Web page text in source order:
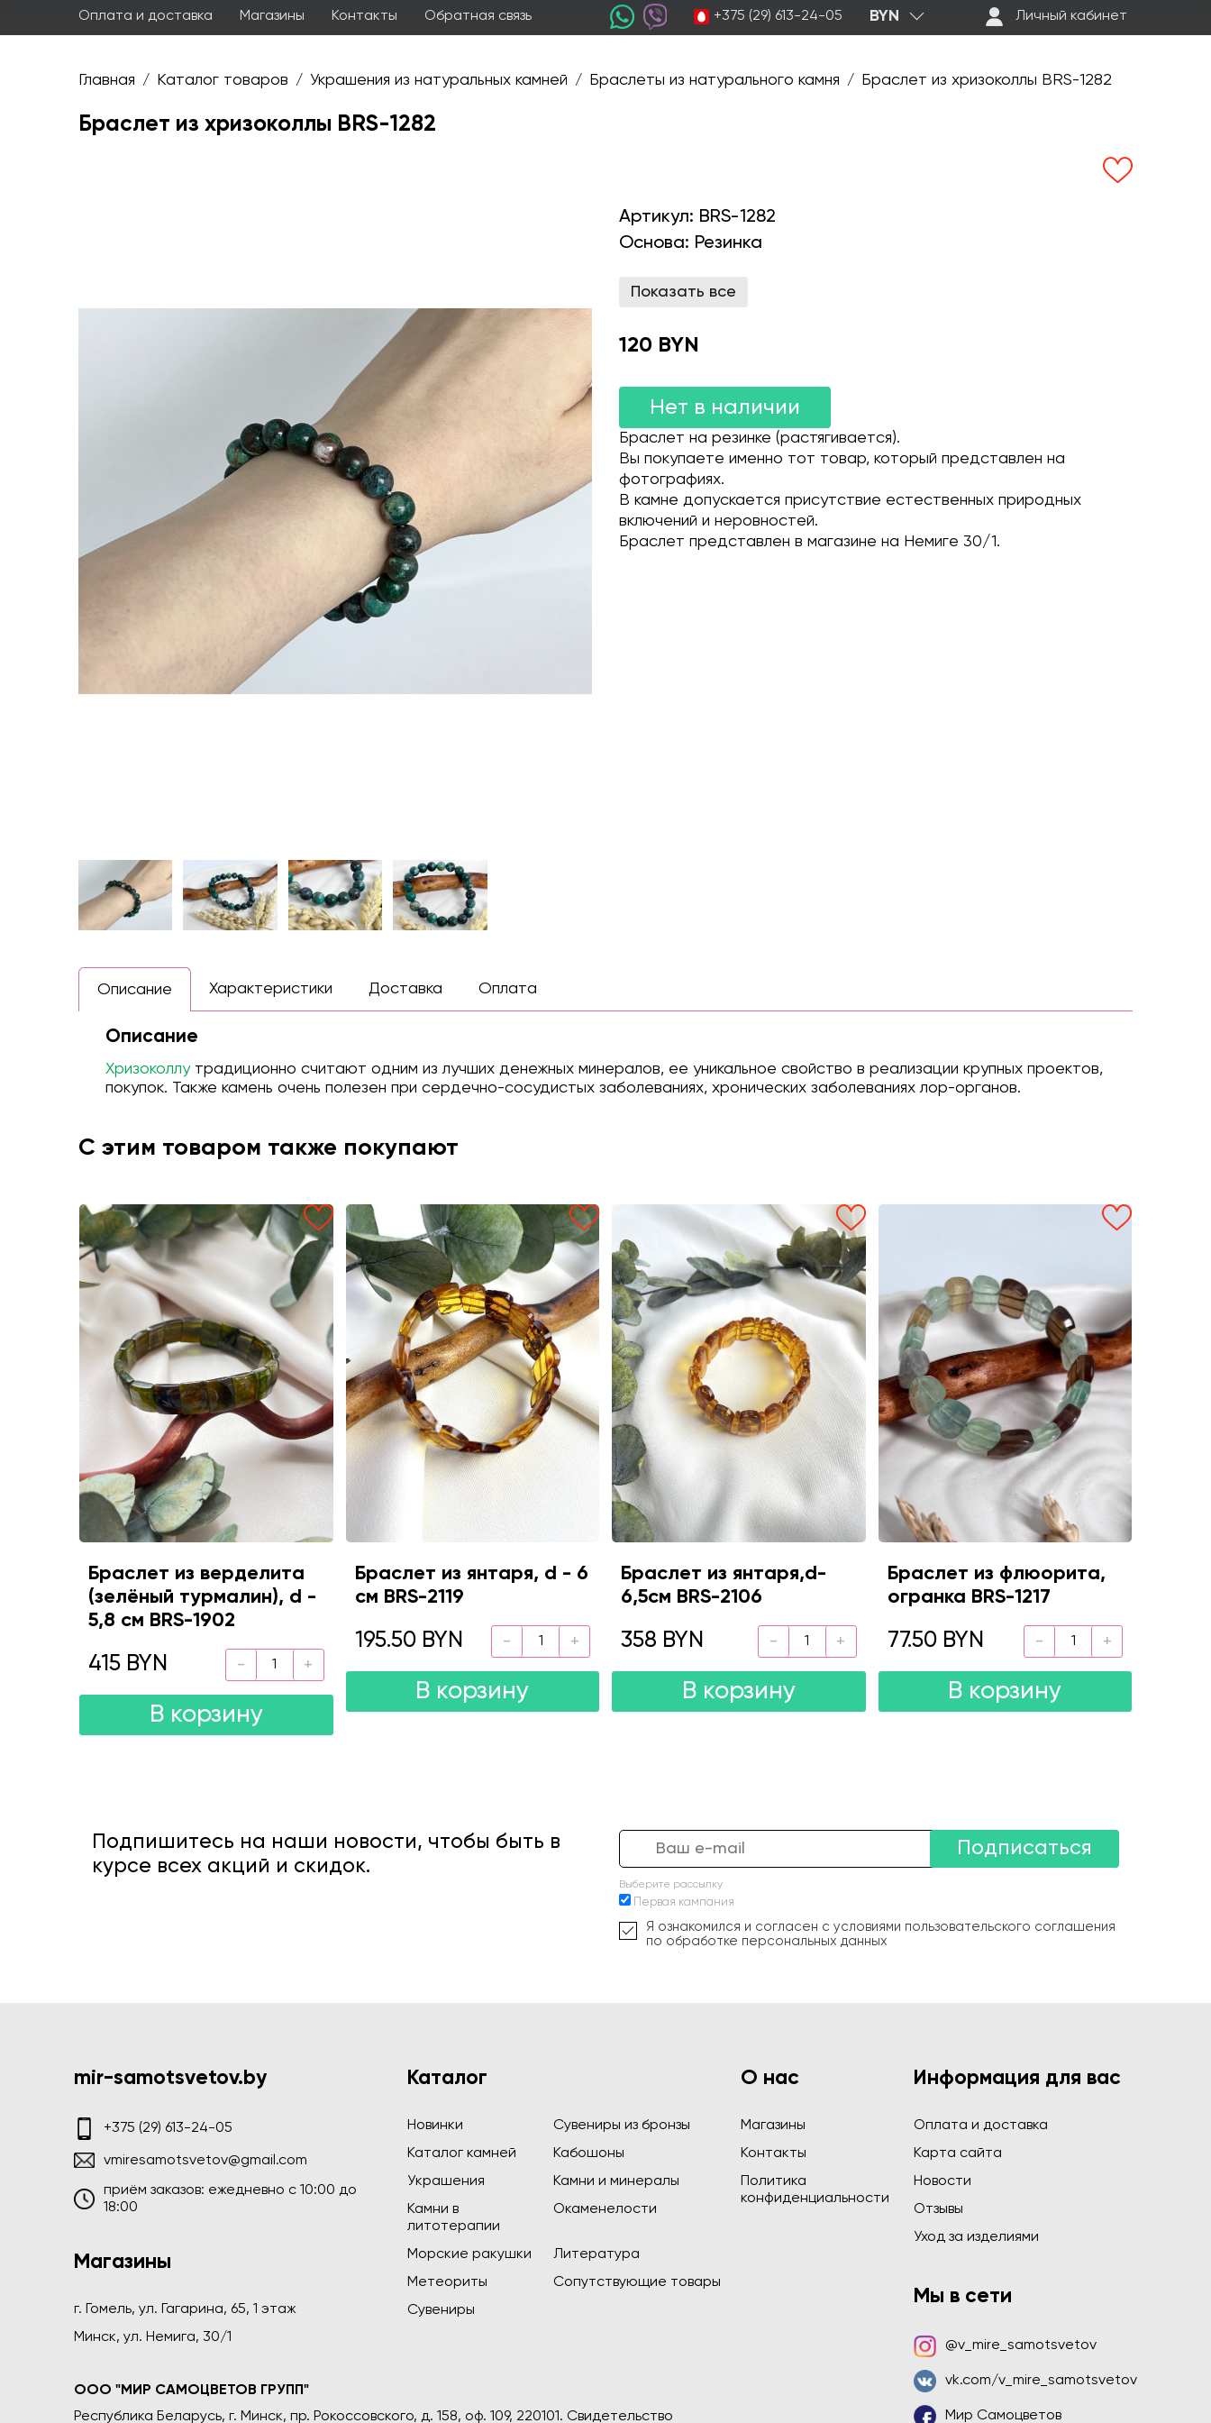
Оплата и доставка Магазины Контакты Обратная связь +375 (29) 613-24-05 BYN Личный кабинет
Главная / Каталог товаров / Украшения из натуральных камней / Браслеты из натурального камня / Браслет из хризоколлы BRS-1282
Браслет из хризоколлы BRS-1282
Артикул: BRS-1282
Основа: Резинка
Показать все
120 BYN
Нет в наличии
Браслет на резинке (растягивается).
Вы покупаете именно тот товар, который представлен на
фотографиях.
В камне допускается присутствие естественных природных
включений и неровностей.
Браслет представлен в магазине на Немиге 30/1.
Описание Характеристики Доставка Оплата
Описание
Хризоколлутрадиционно считают одним из лучших денежных минералов, ее уникальное свойство в реализации крупных проектов,
покупок. Также камень очень полезен при сердечно-сосудистых заболеваниях, хронических заболеваниях лор-органов.
С этим товаром также покупают
Браслет из верделита
(зелёный турмалин), d -
5,8 см BRS-1902
415 BYN
В корзину
Браслет из янтаря, d - 6
см BRS-2119
195.50 BYN
В корзину
Браслет из янтаря,d-
6,5см BRS-2106
358 BYN
В корзину
Браслет из флюорита,
огранка BRS-1217
77.50 BYN
В корзину
Подпишитесь на наши новости, чтобы быть в
курсе всех акций и скидок.
Подписаться
Выберите рассылку
Первая кампания
Я ознакомился и согласен с условиями пользовательского соглашения
по обработке персональных данных
mir-samotsvetov.by
+375 (29) 613-24-05
vmiresamotsvetov@gmail.com
приём заказов: ежедневно c 10:00 до
18:00
Магазины
г. Гомель, ул. Гагарина, 65, 1 этаж
Минск, ул. Немига, 30/1
Каталог
Новинки
Сувениры из бронзы
Каталог камней
Кабошоны
Украшения
Камни и минералы
Камни в
литотерапии
Окаменелости
Морские ракушки
Литература
Метеориты
Сопутствующие товары
Сувениры
ООО "МИР САМОЦВЕТОВ ГРУПП"
Республика Беларусь, г. Минск, пр. Рокоссовского, д. 158, оф. 109, 220101. Свидетельство
О нас
Магазины
Контакты
Политика
конфиденциальности
Информация для вас
Оплата и доставка
Карта сайта
Новости
Отзывы
Уход за изделиями
Мы в сети
@v_mire_samotsvetov
vk.com/v_mire_samotsvetov
Мир Самоцветов